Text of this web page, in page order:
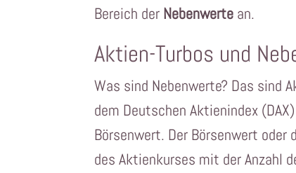
Bereich der Nebenwerte an.
Aktien-Turbos und
Was sind Nebenwerte? Das sind
dem Deutschen Aktienindex
Börsenwert. Der Börsenwert
des Aktienkurses mit der Anzahl